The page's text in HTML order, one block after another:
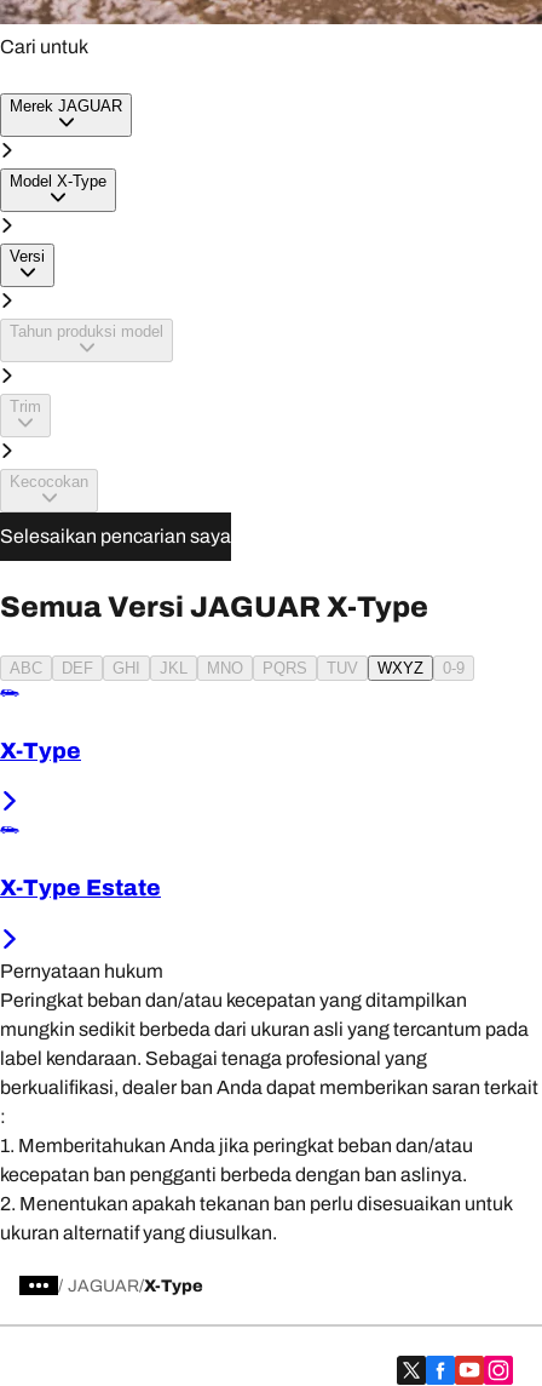
Cari untuk
Merek JAGUAR
Model X-Type
Versi
Tahun produksi model
Trim
Kecocokan
Selesaikan pencarian saya
Semua Versi JAGUAR X-Type
ABC DEF GHI JKL MNO PQRS TUV WXYZ 0-9
X-Type
X-Type Estate
Pernyataan hukum
Peringkat beban dan/atau kecepatan yang ditampilkan
mungkin sedikit berbeda dari ukuran asli yang tercantum pada
label kendaraan. Sebagai tenaga profesional yang
berkualifikasi, dealer ban Anda dapat memberikan saran terkait
:
1. Memberitahukan Anda jika peringkat beban dan/atau
kecepatan ban pengganti berbeda dengan ban aslinya.
2. Menentukan apakah tekanan ban perlu disesuaikan untuk
ukuran alternatif yang diusulkan.
/ JAGUAR X-Type